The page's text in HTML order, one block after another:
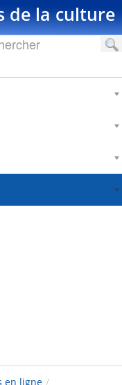
de la culture
en ligne /